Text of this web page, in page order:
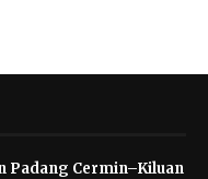
Padang Cermin–Kiluan